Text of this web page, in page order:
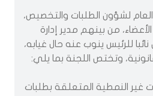
العام لشؤون الطلبات والتخصيص،
يزيد على 15 من الأعضاء، من بينهم مدير إدارة
للرئيس ينوب عنه حال غيابه،
وتختص اللجنة بما يلي:
غير النمطية المتعلقة بطلبات